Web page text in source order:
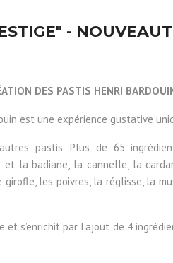
-
DES PASTIS HENRI
est une expérience gustative
pastis. Plus de 65
la badiane, la cannelle, la
les poivres, la réglisse, la
et s’enrichit par l’ajout de 4